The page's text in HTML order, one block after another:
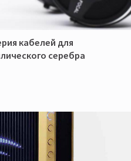
кабелей для
серебра